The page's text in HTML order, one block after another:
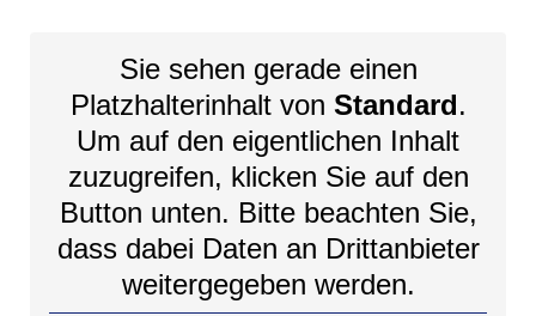
Sie sehen gerade einen
Platzhalterinhalt von Standard.
Um auf den eigentlichen Inhalt
zuzugreifen, klicken Sie auf den
Button unten. Bitte beachten Sie,
dass dabei Daten an Drittanbieter
weitergegeben werden.